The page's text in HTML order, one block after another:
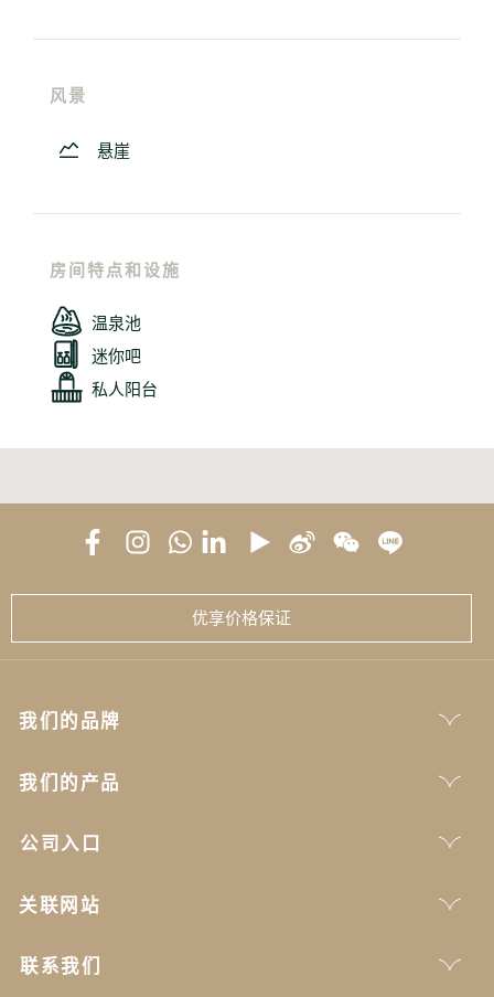
风景
悬崖
房间特点和设施
温泉池
迷你吧
私人阳台
优享价格保证
我们的品牌
我们的产品
公司入口
关联网站
联系我们